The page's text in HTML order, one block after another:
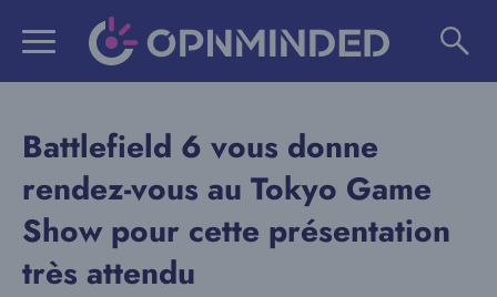
Battlefield 6 vous donne
rendez-vous au Tokyo Game
Show pour cette présentation
très attendu